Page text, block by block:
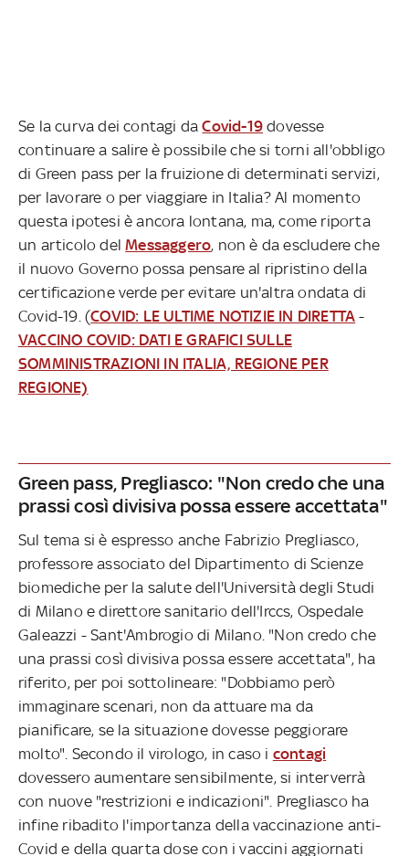
Se la curva dei contagi daCovid-19 dovesse
continuare a salire è possibile che si torni all'obbligo
di Green pass per la fruizione di determinati servizi,
per lavorare o per viaggiare in Italia? Al momento
questa ipotesi è ancora lontana, ma, come riporta
un articolo delMessaggero, non è da escludere che
il nuovo Governo possa pensare al ripristino della
certificazione verde per evitare un'altra ondata di
Covid-19. (COVID: LE ULTIME NOTIZIE IN DIRETTA -
VACCINO COVID: DATI E GRAFICI SULLE
SOMMINISTRAZIONI IN ITALIA, REGIONE PER
REGIONE)
Green pass, Pregliasco: "Non credo che una
prassi così divisiva possa essere accettata"
Sul tema si è espresso anche Fabrizio Pregliasco,
professore associato del Dipartimento di Scienze
biomediche per la salute dell'Università degli Studi
di Milano e direttore sanitario dell'Irccs, Ospedale
Galeazzi - Sant'Ambrogio di Milano. "Non credo che
una prassi così divisiva possa essere accettata", ha
riferito, per poi sottolineare: "Dobbiamo però
immaginare scenari, non da attuare ma da
pianificare, se la situazione dovesse peggiorare
molto". Secondo il virologo, in caso i contagi
dovessero aumentare sensibilmente, si interverrà
con nuove "restrizioni e indicazioni". Pregliasco ha
infine ribadito l'importanza della vaccinazione anti-
Covid e della quarta dose con i vaccini aggiornati